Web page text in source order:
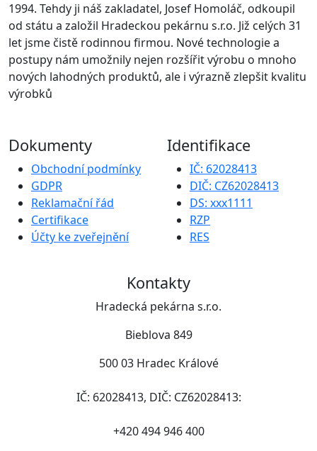
1994. Tehdy ji náš zakladatel, Josef Homoláč, odkoupil
od státu a založil Hradeckou pekárnu s.r.o. Již celých 31
let jsme čistě rodinnou firmou. Nové technologie a
postupy nám umožnily nejen rozšířit výrobu o mnoho
nových lahodných produktů, ale i výrazně zlepšit kvalitu
výrobků
Dokumenty
Obchodní podmínky
GDPR
Reklamační řád
Certifikace
Účty ke zveřejnění
Identifikace
IČ: 62028413
DIČ: CZ62028413
DS: xxx1111
RZP
RES
Kontakty
Hradecká pekárna s.r.o.
Bieblova 849
500 03 Hradec Králové
IČ: 62028413, DIČ: CZ62028413:
+420 494 946 400